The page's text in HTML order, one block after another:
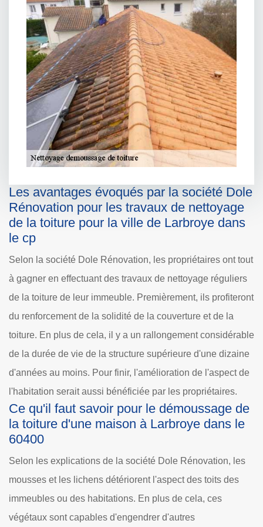
Les avantages évoqués par la société Dole
Rénovation pour les travaux de nettoyage
de la toiture pour la ville de Larbroye dans
le cp
Selon la société Dole Rénovation, les propriétaires ont tout
à gagner en effectuant des travaux de nettoyage réguliers
de la toiture de leur immeuble. Premièrement, ils profiteront
du renforcement de la solidité de la couverture et de la
toiture. En plus de cela, il y a un rallongement considérable
de la durée de vie de la structure supérieure d'une dizaine
d'années au moins. Pour finir, l'amélioration de l'aspect de
l'habitation serait aussi bénéficiée par les propriétaires.
Ce qu'il faut savoir pour le démoussage de
la toiture d'une maison à Larbroye dans le
60400
Selon les explications de la société Dole Rénovation, les
mousses et les lichens détériorent l'aspect des toits des
immeubles ou des habitations. En plus de cela, ces
végétaux sont capables d'engendrer d'autres